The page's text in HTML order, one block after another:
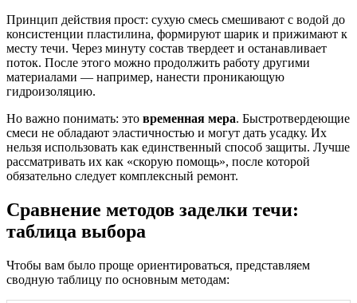
Принцип действия прост: сухую смесь смешивают с водой до
консистенции пластилина, формируют шарик и прижимают к
месту течи. Через минуту состав твердеет и останавливает
поток. После этого можно продолжить работу другими
материалами — например, нанести проникающую
гидроизоляцию.
Но важно понимать: это временная мера. Быстротвердеющие
смеси не обладают эластичностью и могут дать усадку. Их
нельзя использовать как единственный способ защиты. Лучше
рассматривать их как «скорую помощь», после которой
обязательно следует комплексный ремонт.
Сравнение методов заделки течи:
таблица выбора
Чтобы вам было проще ориентироваться, представляем
сводную таблицу по основным методам: